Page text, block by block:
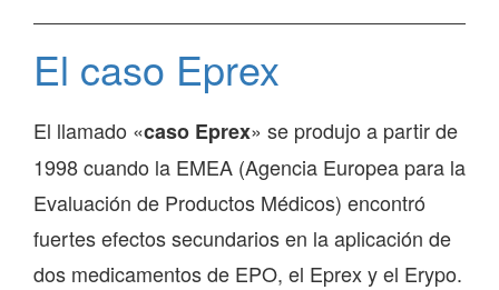
El caso Eprex
El llamado «caso Eprex» se produjo a partir de
1998 cuando la EMEA (Agencia Europea para la
Evaluación de Productos Médicos) encontró
fuertes efectos secundarios en la aplicación de
dos medicamentos de EPO, el Eprex y el Erypo.